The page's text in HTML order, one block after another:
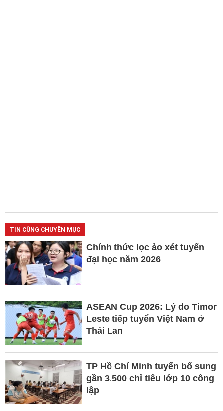
TIN CÙNG CHUYÊN MỤC
Chính thức lọc ảo xét tuyển
đại học năm 2026
ASEAN Cup 2026: Lý do Timor
Leste tiếp tuyển Việt Nam ở
Thái Lan
TP Hồ Chí Minh tuyển bổ sung
gần 3.500 chỉ tiêu lớp 10 công
lập